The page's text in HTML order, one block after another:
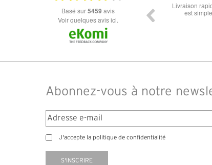
basé sur5459 avis
Voir quelques avis ici.
Super lunette merci pour les lunettes pour
l'éclipse
Abonnez-vous à notre
J'accepte la politique de confidentialité
S'INSCRIRE